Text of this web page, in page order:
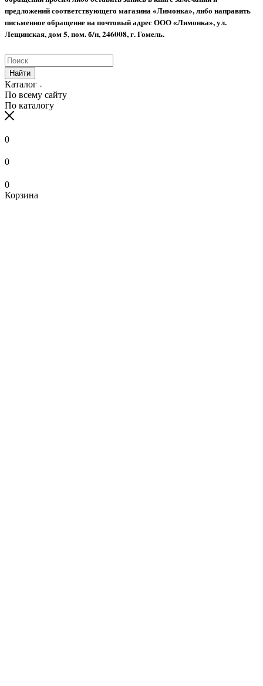
предложений соответствующего магазина «Лимонка», либо направить
письменное обращение на почтовый адрес ООО «Лимонка», ул.
Лещинская, дом 5, пом. б/н, 246008, г. Гомель.
Найти
Каталог
По всему сайту
По каталогу
0
0
0
Корзина